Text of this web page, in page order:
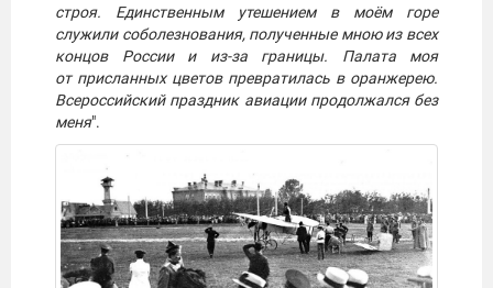
строя. Единственным утешением в моём горе
служили соболезнования, полученные мною из всех
концов России и из-за границы. Палата моя
от присланных цветов превратилась в оранжерею.
Всероссийский праздник авиации продолжался без
меня".